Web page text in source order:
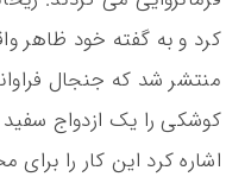
کرد و به گفته خود ظاهر
منتشر شد که جنجال
کوشکی را یک ازدواج سفید
اشاره کرد این کار را